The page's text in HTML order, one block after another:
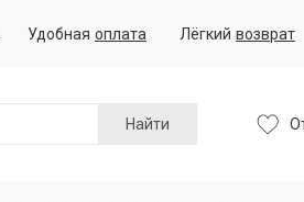
Удобная оплата Лёгкий возврат
Найти